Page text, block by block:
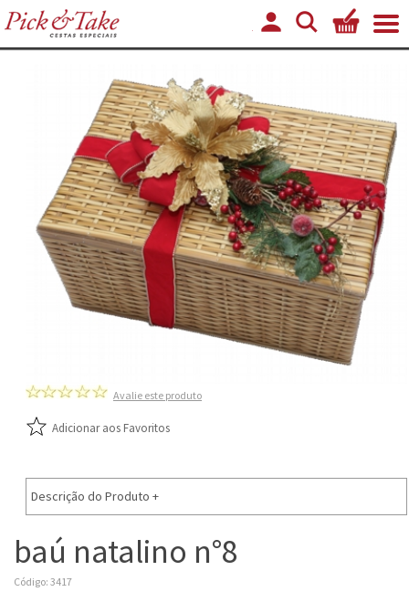
Avalie este produto
Adicionar aos Favoritos
Descrição do Produto +
baú natalino n°8
Código: 3417